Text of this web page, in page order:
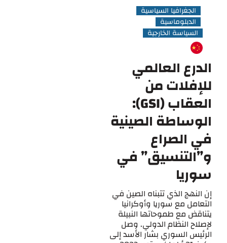
الجغرافيا السياسية
الدبلوماسية
السياسة الخارجية
الدرع العالمي
للإفلات من
العقاب (GSI):
الوساطة الصينية
في الصراع
و”التنسيق” في
سوريا
إن النهج الذي تتبناه الصين في
التعامل مع سوريا وأوكرانيا
يتناقض مع طموحاتها النبيلة
لإصلاح النظام الدولي. وصل
الرئيس السوري بشار الأسد إلى